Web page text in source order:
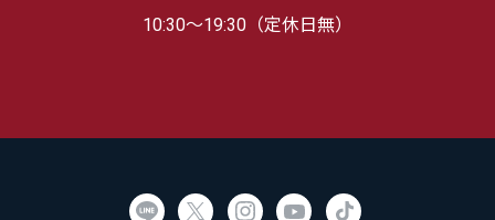
10:30～19:30（定休日無）